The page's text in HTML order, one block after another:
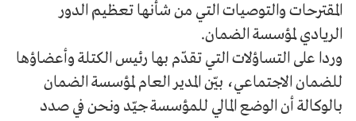
المقترحات والتوصيات التي من شأنها تعظيم الدور
الريادي لمؤسسة الضمان.
وردا على التساؤلات التي تقدّم بها رئيس الكتلة وأعضاؤها
للضمان الاجتماعي، بيّن المدير العام لمؤسسة الضمان
بالوكالة أن الوضع المالي للمؤسسة جيّد ونحن في صدد